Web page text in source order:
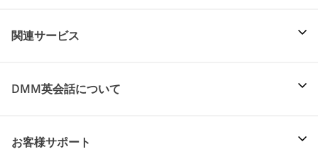
関連サービス
DMM英会話について
お客様サポート